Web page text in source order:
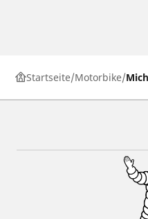
Startseite Motorbike